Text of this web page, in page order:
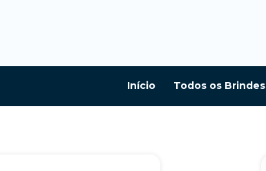
Início Todos os Brindes